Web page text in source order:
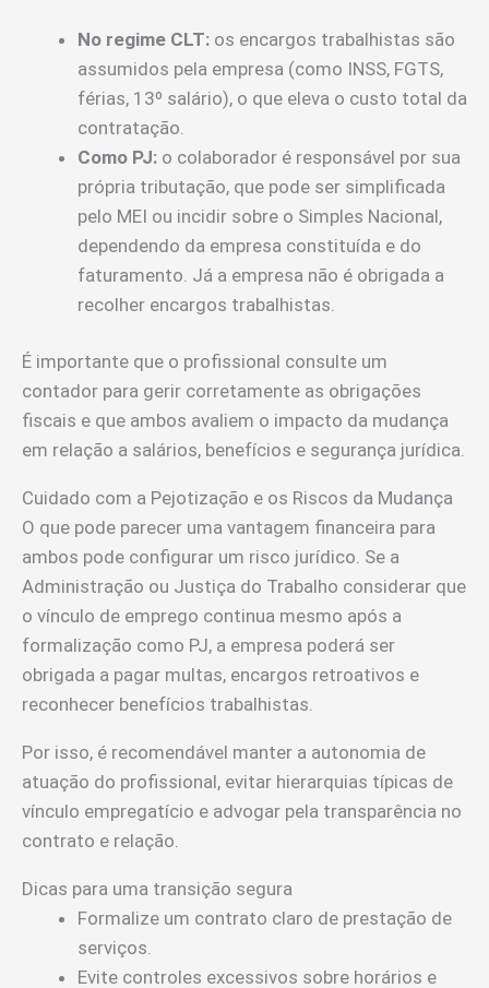
No regime CLT: os encargos trabalhistas são
assumidos pela empresa (como INSS, FGTS,
férias, 13º salário), o que eleva o custo total da
contratação.
Como PJ: o colaborador é responsável por sua
própria tributação, que pode ser simplificada
pelo MEI ou incidir sobre o Simples Nacional,
dependendo da empresa constituída e do
faturamento. Já a empresa não é obrigada a
recolher encargos trabalhistas.
É importante que o profissional consulte um
contador para gerir corretamente as obrigações
fiscais e que ambos avaliem o impacto da mudança
em relação a salários, benefícios e segurança jurídica.
Cuidado com a Pejotização e os Riscos da Mudança
O que pode parecer uma vantagem financeira para
ambos pode configurar um risco jurídico. Se a
Administração ou Justiça do Trabalho considerar que
o vínculo de emprego continua mesmo após a
formalização como PJ, a empresa poderá ser
obrigada a pagar multas, encargos retroativos e
reconhecer benefícios trabalhistas.
Por isso, é recomendável manter a autonomia de
atuação do profissional, evitar hierarquias típicas de
vínculo empregatício e advogar pela transparência no
contrato e relação.
Dicas para uma transição segura
Formalize um contrato claro de prestação de
serviços.
Evite controles excessivos sobre horários e